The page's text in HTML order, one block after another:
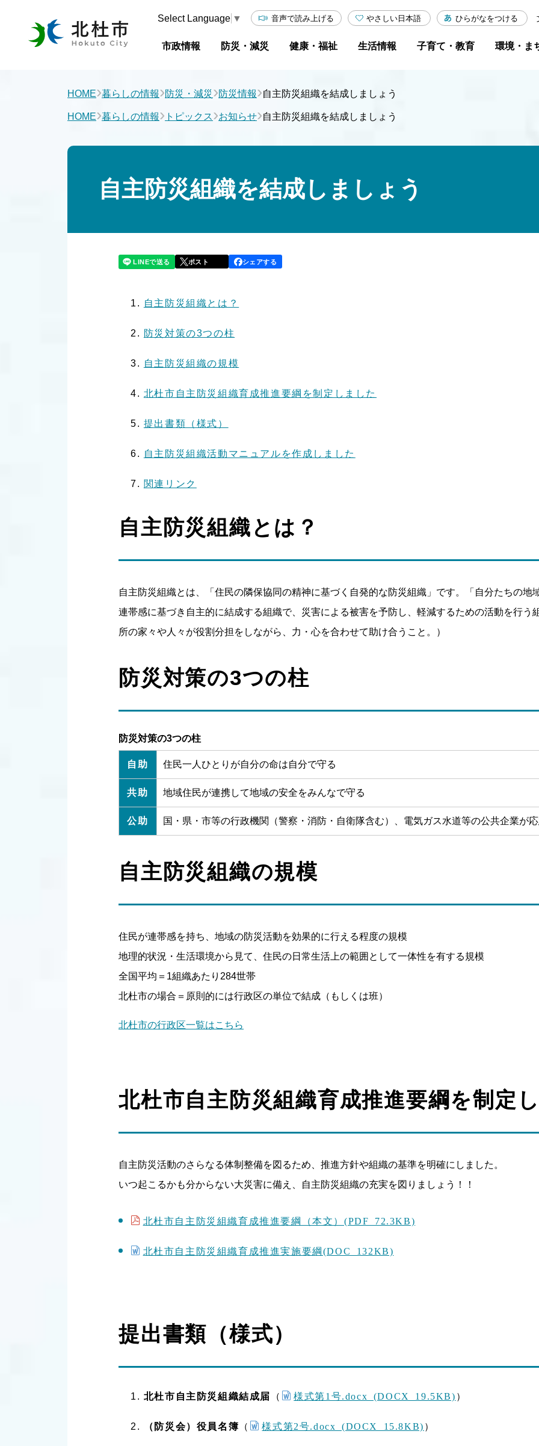
Select Language ▼ 音声で読み上げる やさしい日本語 ひらがなをつける
市政情報 防災・減災 健康・福祉 生活情報 子育て・教育 環境・ま
HOME›暮らしの情報›防災・減災›防災情報›自主防災組織を結成しましょう
HOME›暮らしの情報› トピックス›お知らせ›自主防災組織を結成しましょう
自主防災組織を結成しましょう
LINEで送る ポスト シェアする
自主防災組織とは？
防災対策の3つの柱
自主防災組織の規模
北杜市自主防災組織育成推進要綱を制定しました
提出書類（様式）
自主防災組織活動マニュアルを作成しました
関連リンク
自主防災組織とは？
自主防災組織とは、「住民の隣保協同の精神に基づく自発的な防災組織」です。「自分たちの地
連帯感に基づき自主的に結成する組織で、災害による被害を予防し、軽減するための活動を行う
所の家々や人々が役割分担をしながら、力・心を合わせて助け合うこと。）
防災対策の3つの柱
防災対策の3つの柱
自助 住民一人ひとりが自分の命は自分で守る
共助 地域住民が連携して地域の安全をみんなで守る
公助 国・県・市等の行政機関（警察・消防・自衛隊含む）、電気ガス水道等の公共企業が
自主防災組織の規模
住民が連帯感を持ち、地域の防災活動を効果的に行える程度の規模
地理的状況・生活環境から見て、住民の日常生活上の範囲として一体性を有する規模
全国平均＝1組織あたり284世帯
北杜市の場合＝原則的には行政区の単位で結成（もしくは班）
北杜市の行政区一覧はこちら
北杜市自主防災組織育成推進要綱を制定
自主防災活動のさらなる体制整備を図るため、推進方針や組織の基準を明確にしました。
いつ起こるかも分からない大災害に備え、自主防災組織の充実を図りましょう！！
北杜市自主防災組織育成推進要綱（本文）(PDF 72.3KB)
北杜市自主防災組織育成推進実施要綱(DOC 132KB)
提出書類（様式）
北杜市自主防災組織結成届 （ 様式第1号.docx (DOCX 19.5KB) ）
（防災会）役員名簿 （ 様式第2号.docx (DOCX 15.8KB) ）